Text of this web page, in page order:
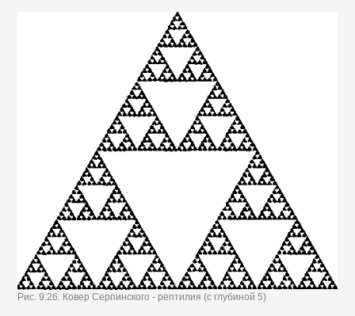
Рис. 9.26. Ковер Серпинского - рептилия (с глубиной 5)